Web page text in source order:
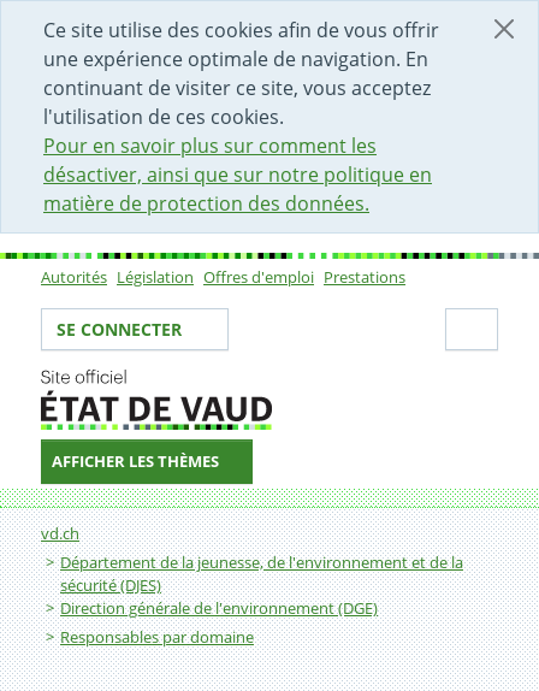
Ce site utilise des cookies afin de vous offrir
une expérience optimale de navigation. En
continuant de visiter ce site, vous acceptez
l'utilisation de ces cookies.
Pour en savoir plus sur comment les
désactiver, ainsi que sur notre politique en
matière de protection des données.
DÉBUT DU CONTENU DE LA PAGE
ACCÈS AU CHAMP DE RECHERCHE
PAGE D'ACCUEIL
FORMULAIRE DE CONTACT
Sous-navigation
Autorités Législation Offres d'emploi Prestations
Votre identité
SE CONNECTER
AFFICHER LES THÈMES
Fil d'Ariane
vd.ch
Département de la jeunesse, de l'environnement et de la
sécurité (DJES)
Direction générale de l'environnement (DGE)
Responsables par domaine